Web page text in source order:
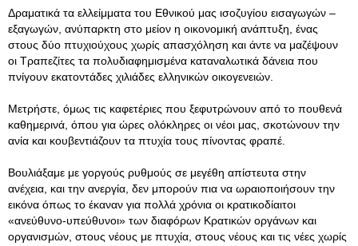
Δραματικά τα ελλείμματα του Εθνικού μας ισοζυγίου εισαγωγών –
εξαγωγών, ανύπαρκτη στο μείον η οικονομική ανάπτυξη, ένας
στους δύο πτυχιούχους χωρίς απασχόληση και άντε να μαζέψουν
οι Τραπεζίτες τα πολυδιαφημισμένα καταναλωτικά δάνεια που
πνίγουν εκατοντάδες χιλιάδες ελληνικών οικογενειών.
Μετρήστε, όμως τις καφετέριες που ξεφυτρώνουν από το πουθενά
καθημερινά, όπου για ώρες ολόκληρες οι νέοι μας, σκοτώνουν την
ανία και κουβεντιάζουν τα πτυχία τους πίνοντας φραπέ.
Βουλιάξαμε με γοργούς ρυθμούς σε μεγέθη απίστευτα στην
ανέχεια, και την ανεργία, δεν μπορούν πια να ωραιοποιήσουν την
εικόνα όπως το έκαναν για πολλά χρόνια οι κρατικοδίαιτοι
«ανεύθυνο-υπεύθυνοι» των διαφόρων Κρατικών οργάνων και
οργανισμών, στους νέους με πτυχία, στους νέους και τις νέες χωρίς